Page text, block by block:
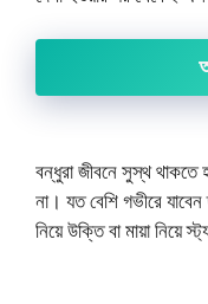
বন্ধুরা জীবনে সুস্থ থাকতে
না। যত বেশি গভীরে
নিয়ে উক্তি বা মায়া নিয়ে